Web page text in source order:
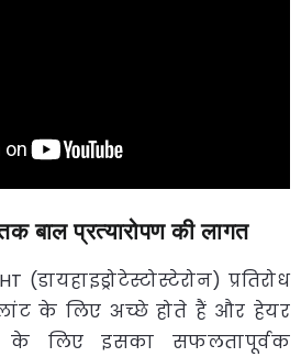
बाल प्रत्यारोपण की लागत
प्रतिरोध
के लिए अच्छे होते हैं और हेयर
के लिए इसका सफलतापूर्वक